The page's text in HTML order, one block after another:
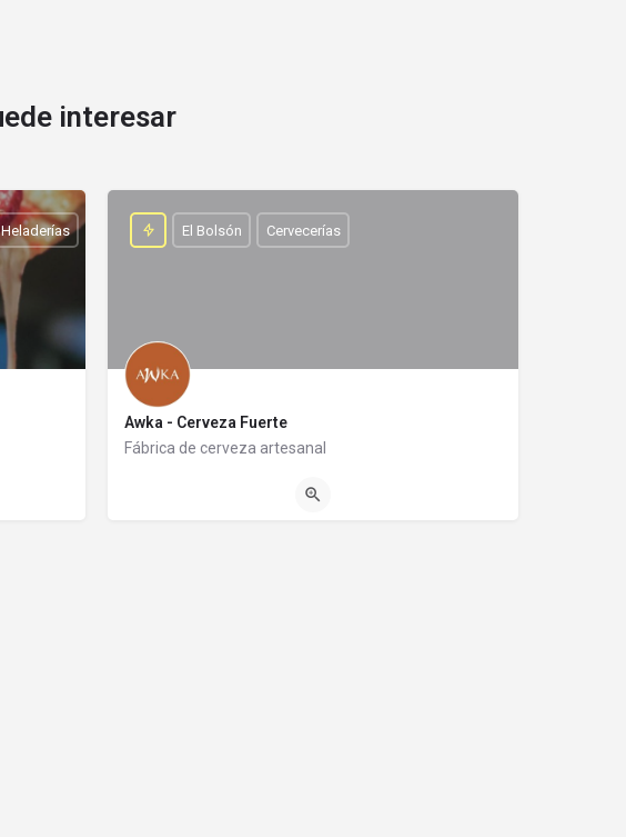
interesar
Awka - Cerveza Fuerte
Fábrica de cerveza artesanal
El Bolsón Cervecerías